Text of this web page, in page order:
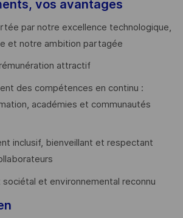
vos avantages
par notre excellence technologique,
et notre ambition partagée
attractif
des compétences en continu :
académies et communautés
inclusif, bienveillant et respectant
sociétal et environnemental reconnu